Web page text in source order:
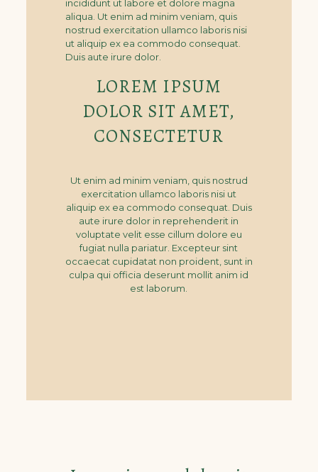
incididunt ut labore et dolore magna
aliqua. Ut enim ad minim veniam, quis
nostrud exercitation ullamco laboris nisi
ut aliquip ex ea commodo consequat.
Duis aute irure dolor.
LOREM IPSUM
DOLOR SIT AMET,
CONSECTETUR
Ut enim ad minim veniam, quis nostrud
exercitation ullamco laboris nisi ut
aliquip ex ea commodo consequat. Duis
aute irure dolor in reprehenderit in
voluptate velit esse cillum dolore eu
fugiat nulla pariatur. Excepteur sint
occaecat cupidatat non proident, sunt in
culpa qui officia deserunt mollit anim id
est laborum.